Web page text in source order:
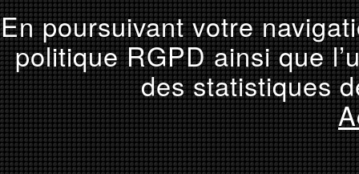
En poursuivant votre
politique RGPD ainsi que
des statistiques